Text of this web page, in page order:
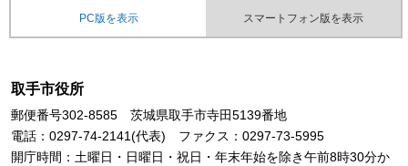
PC版を表示 スマートフォン版を表示
取手市役所
郵便番号302-8585 茨城県取手市寺田5139番地
電話：0297-74-2141(代表) ファクス：0297-73-5995
開庁時間：土曜日・日曜日・祝日・年末年始を除き午前8時30分か